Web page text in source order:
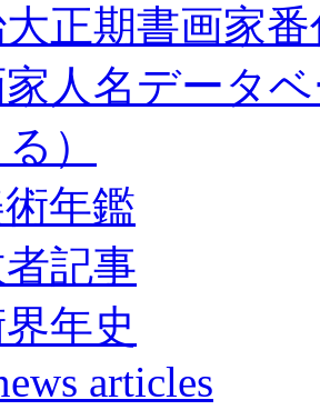
正期書画家
人名データ
）
年鑑
記事
年史
articles